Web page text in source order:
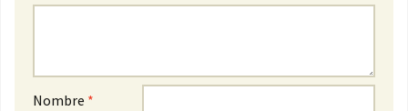
Nombre *